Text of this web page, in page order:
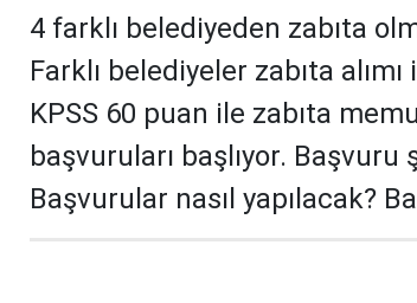
4 farklı belediyeden zabıta
Farklı belediyeler zabıta
KPSS 60 puan ile zabıta
başvuruları başlıyor. Başvuru
Başvurular nasıl yapılacak?